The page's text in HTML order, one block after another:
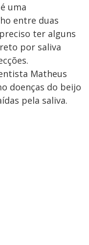
uma
entre duas
ter alguns
por saliva
Matheus
doenças do beijo
pela saliva.